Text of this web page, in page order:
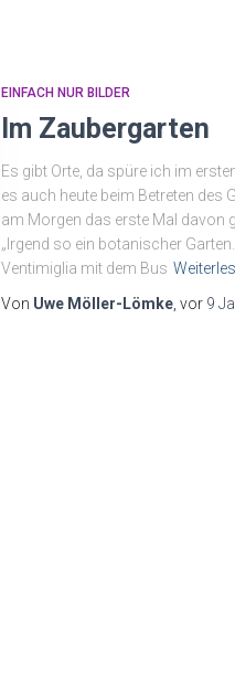
EINFACH NUR BILDER
Im Zaubergarten
Es gibt Orte, da spüre ich im
es auch heute beim Betreten des
am Morgen das erste Mal davon
„Irgend so ein botanischer
Ventimiglia mit dem Bus
Von Uwe Möller-Lömke , vor 9